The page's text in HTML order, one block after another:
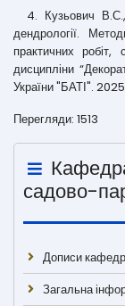
4. Кузьович
дендрології.
практичних робіт,
дисципліни
України "БАТІ".
Перегляди: 1513
садово-
Дописи
Загальна